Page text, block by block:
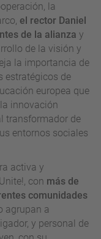
la
el rector Daniel
de la alianza y
de la visión y
la importancia de
estratégicos de
europea que
innovación
transformador de
entornos sociales
activa y
con más de
comunidades
agrupan a
y personal de